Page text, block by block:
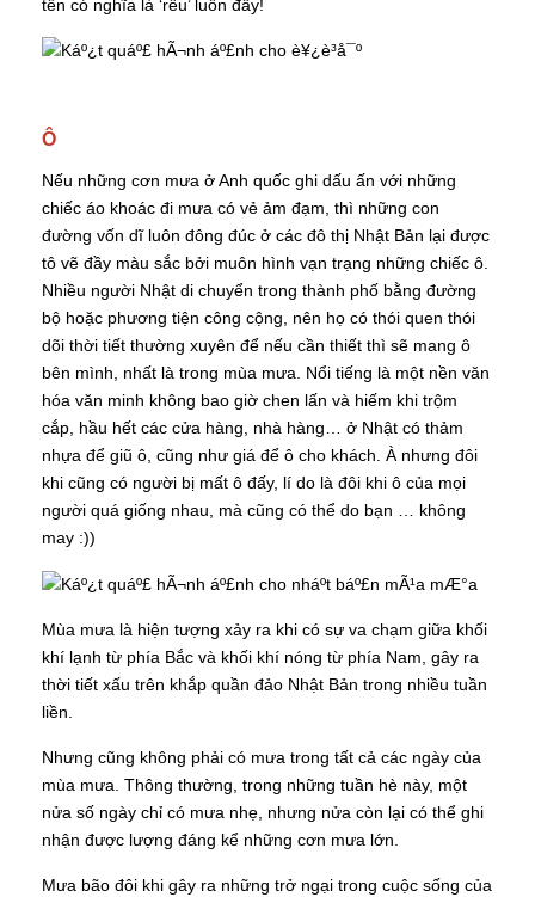
tên có nghĩa là ‘rêu’ luôn đấy!
Ô
Nếu những cơn mưa ở Anh quốc ghi dấu ấn với những
chiếc áo khoác đi mưa có vẻ ảm đạm, thì những con
đường vốn dĩ luôn đông đúc ở các đô thị Nhật Bản lại được
tô vẽ đầy màu sắc bởi muôn hình vạn trạng những chiếc ô.
Nhiều người Nhật di chuyển trong thành phố bằng đường
bộ hoặc phương tiện công cộng, nên họ có thói quen thói
dõi thời tiết thường xuyên để nếu cần thiết thì sẽ mang ô
bên mình, nhất là trong mùa mưa. Nổi tiếng là một nền văn
hóa văn minh không bao giờ chen lấn và hiếm khi trộm
cắp, hầu hết các cửa hàng, nhà hàng… ở Nhật có thảm
nhựa để giũ ô, cũng như giá để ô cho khách. À nhưng đôi
khi cũng có người bị mất ô đấy, lí do là đôi khi ô của mọi
người quá giống nhau, mà cũng có thể do bạn … không
may :))
Mùa mưa là hiện tượng xảy ra khi có sự va chạm giữa khối
khí lạnh từ phía Bắc và khối khí nóng từ phía Nam, gây ra
thời tiết xấu trên khắp quần đảo Nhật Bản trong nhiều tuần
liền.
Nhưng cũng không phải có mưa trong tất cả các ngày của
mùa mưa. Thông thường, trong những tuần hè này, một
nửa số ngày chỉ có mưa nhẹ, nhưng nửa còn lại có thể ghi
nhận được lượng đáng kể những cơn mưa lớn.
Mưa bão đôi khi gây ra những trở ngại trong cuộc sống của